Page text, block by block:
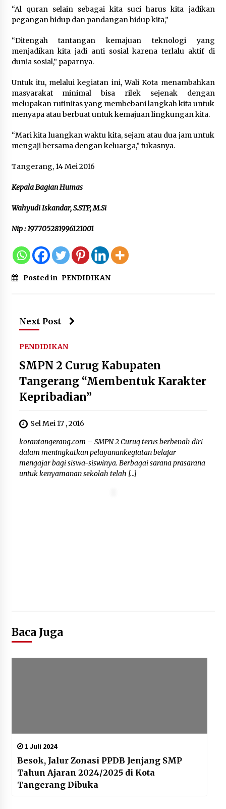
Pemkot Cilegon Sampaikan
Rancangan KUA PPAS 2027,
Pendapatan Ditarget Rp2,03 Triliun
5 Agustus 2026
Melalui Ikrar Napiter, Lapas Cilegon
Dorong Reintegrasi Sosial
Berlandaskan Nilai Kebangsaan
5 Agustus 2026
Skandal Nepotisme Desa Buaran
5 Agustus 2026
Mengenal Lebih Dekat: H. Salbini,
Pembangun Harapan Warga
Pamulang
“Al quran selain sebagai kita suci harus kita jadikan
pegangan hidup dan pandangan hidup kita,”
“Ditengah tantangan kemajuan teknologi yang
menjadikan kita jadi anti sosial karena terlalu aktif di
dunia sosial,” paparnya.
Untuk itu, melalui kegiatan ini, Wali Kota menambahkan
masyarakat minimal bisa rilek sejenak dengan
melupakan rutinitas yang membebani langkah kita untuk
menyapa atau berbuat untuk kemajuan lingkungan kita.
“Mari kita luangkan waktu kita, sejam atau dua jam untuk
mengaji bersama dengan keluarga,” tukasnya.
Tangerang, 14 Mei 2016
Kepala Bagian Humas
Wahyudi Iskandar, S.STP, M.Si
Nip : 197705281996121001
Posted in PENDIDIKAN
Next Post
PENDIDIKAN
SMPN 2 Curug Kabupaten
Tangerang “Membentuk Karakter
Kepribadian”
Sel Mei 17 , 2016
korantangerang.com – SMPN 2 Curug terus berbenah diri
dalam meningkatkan pelayanankegiatan belajar
mengajar bagi siswa-siswinya. Berbagai sarana prasarana
untuk kenyamanan sekolah telah […]
Baca Juga
1 Juli 2024
Besok, Jalur Zonasi PPDB Jenjang SMP
Tahun Ajaran 2024/2025 di Kota
Tangerang Dibuka